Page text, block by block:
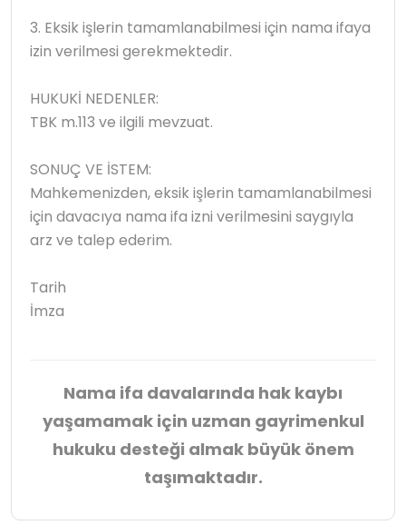
3. Eksik işlerin tamamlanabilmesi için nama ifaya
izin verilmesi gerekmektedir.
HUKUKİ NEDENLER:
TBK m.113 ve ilgili mevzuat.
SONUÇ VE İSTEM:
Mahkemenizden, eksik işlerin tamamlanabilmesi
için davacıya nama ifa izni verilmesini saygıyla
arz ve talep ederim.
Tarih
İmza
Nama ifa davalarında hak kaybı
yaşamamak için uzman gayrimenkul
hukuku desteği almak büyük önem
taşımaktadır.